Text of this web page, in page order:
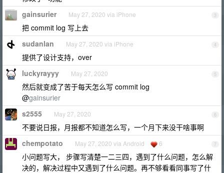
3
gainsurier May 27, 2020 via iPhone
把 commit log 写上去
4
sudanlan May 27, 2020 via iPhone
提供了设计支持，over
5
luckyrayyy May 27, 2020
然后就变成了苦于每天怎么写 commit log
@gainsurier
6
s2555 May 27, 2020
不要说日报，月报都不知道怎么写，一个月下来没干啥事啊
7
chempotato May 27, 2020 via Android 6
小问题写大， 步骤写清楚一二三四，遇到了什么问题，怎么解
决的，解决过程中又遇到了什么问题。再不够看看同事写了什